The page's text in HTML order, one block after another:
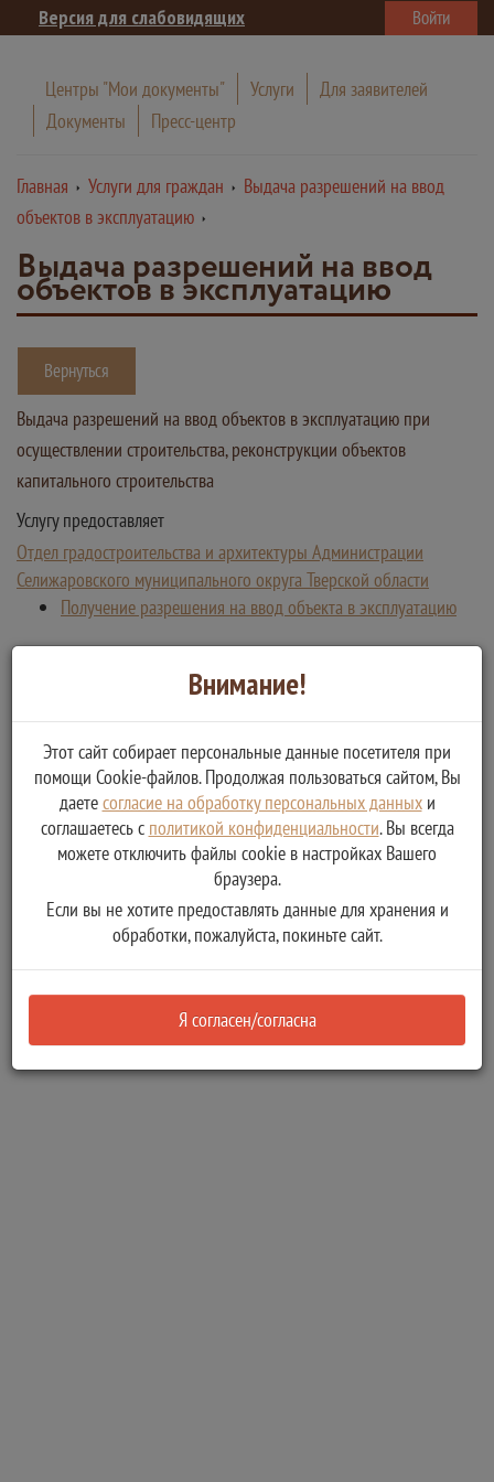
Версия для слабовидящих Войти
Центры "Мои документы" Услуги
Для заявителей
Документы
Пресс-центр
Главная Услуги для граждан
Выдача разрешений на ввод
объектов в эксплуатацию
Выдача разрешений на ввод
объектов в эксплуатацию
Вернуться
Выдача разрешений на ввод объектов в эксплуатацию при
осуществлении строительства, реконструкции объектов
капитального строительства
Услугу предоставляет
Отдел градостроительства и архитектуры Администрации
Селижаровского муниципального округа Тверской области
Получение разрешения на ввод объекта в эксплуатацию
Внимание!
Этот сайт собирает персональные данные посетителя при
помощи Cookie-файлов. Продолжая пользоваться сайтом, Вы
даетесогласие на обработку персональных данныхи
соглашаетесь с политикой конфиденциальности. Вы всегда
можете отключить файлы cookie в настройках Вашего
браузера.
Если вы не хотите предоставлять данные для хранения и
обработки, пожалуйста, покиньте сайт.
Я согласен/согласна